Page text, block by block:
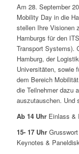
Am 28. September
Mobility Day in die
stellen Ihre Visionen
Hamburgs für den
Transport Systems).
Hamburg, der
Universitäten, sowie
dem Bereich
die Teilnehmer dazu
auszutauschen. Und
Ab 14 UhrEinlass &
15- 17 UhrGrusswort
Keynotes &